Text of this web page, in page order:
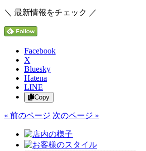
＼ 最新情報をチェック ／
Facebook
X
Bluesky
Hatena
LINE
Copy
« 前のページ 次のページ »